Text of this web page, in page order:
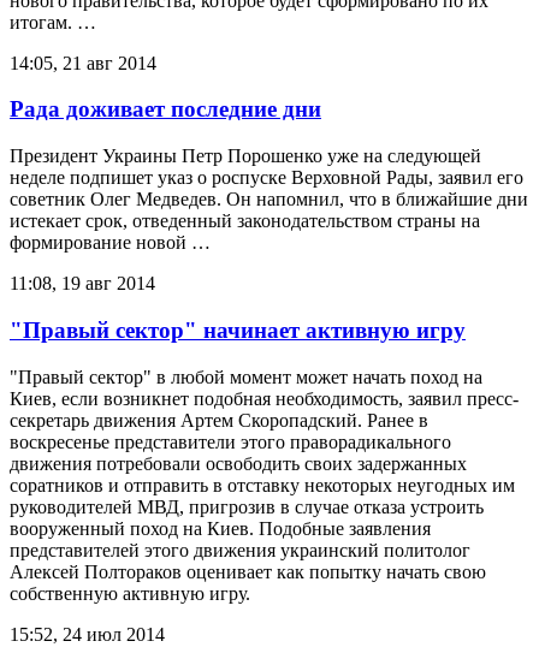
итогам. …
14:05, 21 авг 2014
Рада доживает последние дни
Президент Украины Петр Порошенко уже на следующей
неделе подпишет указ о роспуске Верховной Рады, заявил его
советник Олег Медведев. Он напомнил, что в ближайшие дни
истекает срок, отведенный законодательством страны на
формирование новой …
11:08, 19 авг 2014
"Правый сектор" начинает активную игру
"Правый сектор" в любой момент может начать поход на
Киев, если возникнет подобная необходимость, заявил пресс-
секретарь движения Артем Скоропадский. Ранее в
воскресенье представители этого праворадикального
движения потребовали освободить своих задержанных
соратников и отправить в отставку некоторых неугодных им
руководителей МВД, пригрозив в случае отказа устроить
вооруженный поход на Киев. Подобные заявления
представителей этого движения украинский политолог
Алексей Полтораков оценивает как попытку начать свою
собственную активную игру.
15:52, 24 июл 2014